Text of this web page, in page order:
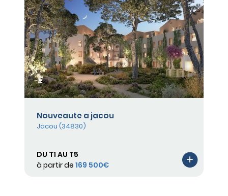
Nouveaute a jacou
Jacou (34830)
DU T1 AU T5
à partir de 169 500€